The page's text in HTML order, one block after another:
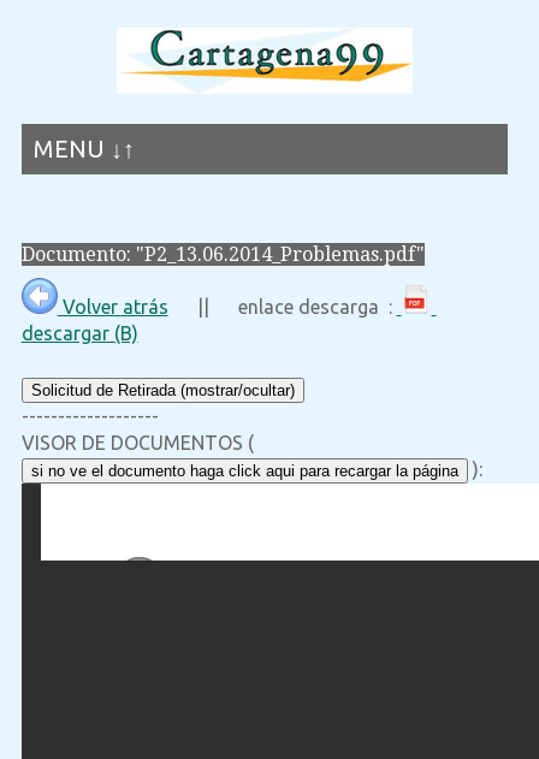
MENU ↓↑
Documento: "P2_13.06.2014_Problemas.pdf"
Volver atrás || enlace descarga :
descargar (B)
Solicitud de Retirada (mostrar/ocultar)
-------------------
VISOR DE DOCUMENTOS (
si no ve el documento haga click aqui para recargar la página ):